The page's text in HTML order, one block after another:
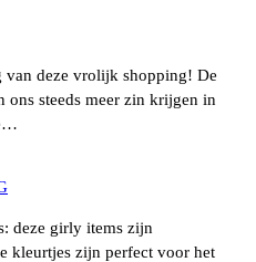
van deze vrolijk shopping! De
ons steeds meer zin krijgen in
deze girly items zijn
kleurtjes zijn perfect voor het